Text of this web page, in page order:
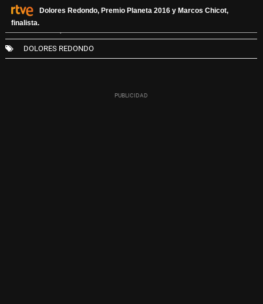
Dolores Redondo, Premio Planeta 2016 y Marcos Chicot,
finalista.
16 OCTUBRE, 2016 - 13:29
DOLORES REDONDO